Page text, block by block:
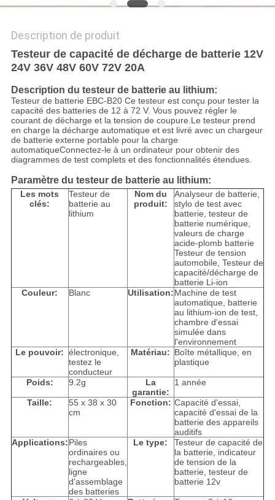
Description de produit
Testeur de capacité de décharge de batterie 12V
24V 36V 48V 60V 72V 20A
Description du testeur de batterie au lithium:
Testeur de batterie EBC-B20 Ce testeur est conçu pour tester la
capacité des batteries de 12 à 72 V. Vous pouvez régler le
courant de décharge et la tension de coupure.Le testeur prend
en charge la décharge automatique et est livré avec un chargeur
de batterie externe portable pour la charge
automatiqueConnectez-le à un ordinateur pour obtenir des
diagrammes de test complets et des fonctionnalités étendues.
Paramètre du testeur de batterie au lithium:
Les mots
clés:
Testeur de
batterie au
lithium
Nom du
produit:
Analyseur de batterie,
stylo de test avec
batterie, testeur de
batterie numérique,
valeurs de charge
acide-plomb batterie
Testeur de tension
automobile, Testeur de
capacité/décharge de
batterie Li-ion
Couleur:
Blanc Utilisation:Machine de test
automatique, batterie
au lithium-ion de test,
chambre d'essai
simulée dans
l'environnement
Le pouvoir: électronique,
testez le
conducteur
Matériau: Boîte métallique, en
plastique
Poids: 9.2g
La
garantie:
1 année
Taille:
55 x 38 x 30
cm
Fonction: Capacité d'essai,
capacité d'essai de la
batterie des appareils
auditifs
Applications:Piles
ordinaires ou
rechargeables,
ligne
d'assemblage
des batteries
Le type:
Testeur de capacité de
la batterie, indicateur
de tension de la
batterie, testeur de
batterie 12v